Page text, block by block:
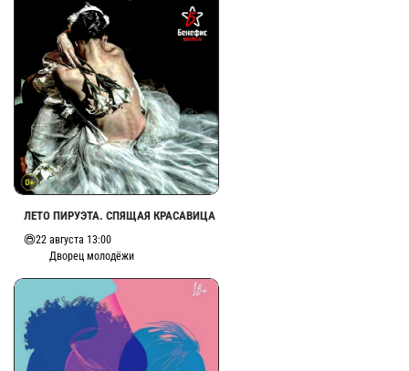
ЛЕТО ПИРУЭТА. СПЯЩАЯ КРАСАВИЦА
22 августа 13:00
Дворец молодёжи